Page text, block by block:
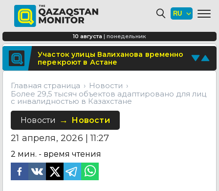
Поделитесь новостью
Отправьте свои новости и события
10 августа | понедельник
Минтранспорта утвердило новые
расценки для проезда по БАКАД
СОР и СОЧ планируют отменить для
учеников начальных классов в
Казахстане
Участок улицы Валиханова временно
перекроют в Астане
Главная страница
Новости
Более 29,5 тысяч объектов адаптировано для лиц
с инвалидностью в Казахстане
Новости Новости
21 апреля, 2026 | 11:27
2 мин. - время чтения